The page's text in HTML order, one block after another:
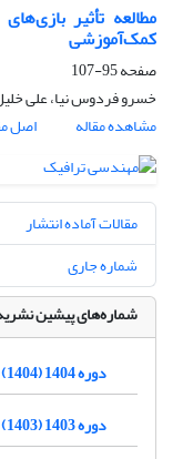
مطالعه تأثیر
کمک‌آموزشی
صفحه95-107
خسرو فردوس نیا، علی
مشاهده مقاله
اصل
مقالات آماده انتشار
شماره جاری
شماره‌های پیشین
دوره 1404 (1404)
دوره 1403 (1403)